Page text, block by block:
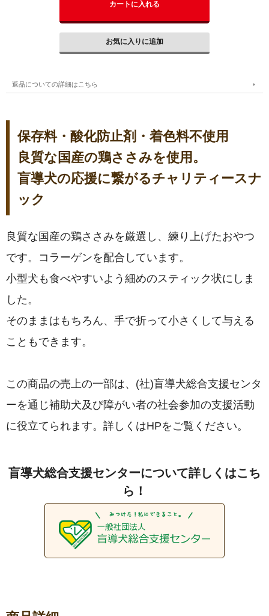
返品についての詳細はこちら
保存料・酸化防止剤・着色料不使用
良質な国産の鶏ささみを使用。
盲導犬の応援に繋がるチャリティースナ
ック
良質な国産の鶏ささみを厳選し、練り上げたおやつ
です。コラーゲンを配合しています。
小型犬も食べやすいよう細めのスティック状にしま
した。
そのままはもちろん、手で折って小さくして与える
こともできます。
この商品の売上の一部は、(社)盲導犬総合支援センタ
ーを通じ補助犬及び障がい者の社会参加の支援活動
に役立てられます。詳しくはHPをご覧ください。
盲導犬総合支援センターについて詳しくはこち
ら！